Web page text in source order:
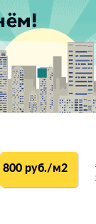
800 руб./м2